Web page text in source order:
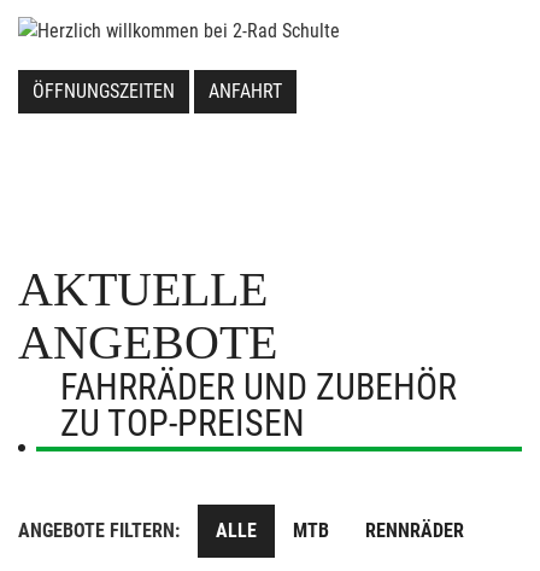
ÖFFNUNGSZEITEN ANFAHRT
AKTUELLE
ANGEBOTE
FAHRRÄDER UND ZUBEHÖR
ZU TOP-PREISEN
ANGEBOTE FILTERN: ALLE MTB RENNRÄDER